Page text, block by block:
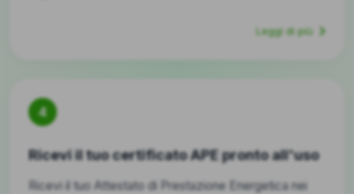
Leggi di più
4
Ricevi il tuo certificato APE pronto all'uso
Ricevi il tuo Attestato di Prestazione Energetica nei